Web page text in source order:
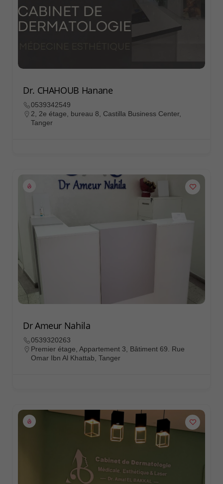
Dr. CHAHOUB Hanane
0539342549
2, 2e étage, bureau 8, Castilla Business Center,
Tanger
Dr Ameur Nahila
0539320263
Premier étage, Appartement 3, Bâtiment 69. Rue
Omar Ibn Al Khattab, Tanger